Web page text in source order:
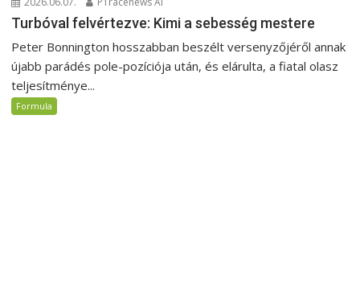
Turbóval felvértezve: Kimi a sebesség mestere
Peter Bonnington hosszabban beszélt versenyzőjéről annak
újabb parádés pole-pozíciója után, és elárulta, a fiatal olasz
teljesítménye...
Formula